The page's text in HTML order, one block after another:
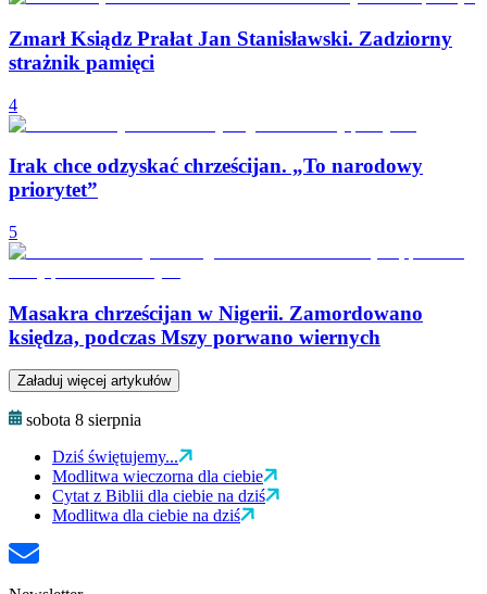
Zmarł Ksiądz Prałat Jan Stanisławski. Zadziorny
strażnik pamięci
4
Irak chce odzyskać chrześcijan. „To narodowy
priorytet”
5
Masakra chrześcijan w Nigerii. Zamordowano
księdza, podczas Mszy porwano wiernych
Załaduj więcej artykułów
sobota 8 sierpnia
Dziś świętujemy...
Modlitwa wieczorna dla ciebie
Cytat z Biblii dla ciebie na dziś
Modlitwa dla ciebie na dziś